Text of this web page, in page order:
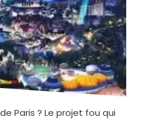
Paris ? Le projet fou qui